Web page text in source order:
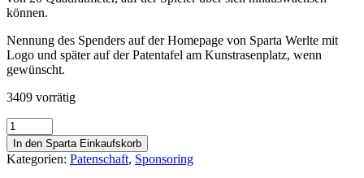
können.
Nennung des Spenders auf der Homepage von Sparta Werlte mit
Logo und später auf der Patentafel am Kunstrasenplatz, wenn
gewünscht.
3409 vorrätig
Premiumpartner
Menge
In den Sparta Einkaufskorb
Kategorien: Patenschaft, Sponsoring